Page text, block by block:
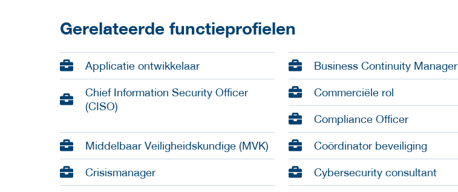
Gerelateerde functieprofielen
Applicatie ontwikkelaar Business Continuity Manager
Chief Information Security Officer
(CISO)
Commerciële rol
Compliance Officer
Middelbaar Veiligheidskundige (MVK) Coördinator beveiliging
Crisismanager Cybersecurity consultant